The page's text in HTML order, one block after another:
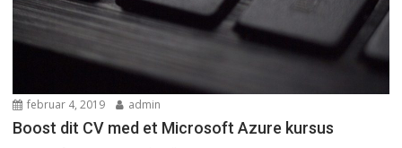
februar 4, 2019 admin
Boost dit CV med et Microsoft Azure kursus